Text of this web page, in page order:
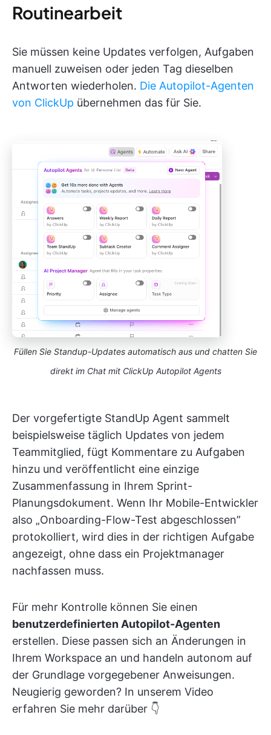
Routinearbeit
Sie müssen keine Updates verfolgen, Aufgaben
manuell zuweisen oder jeden Tag dieselben
Antworten wiederholen. Die Autopilot-Agenten
von ClickUp übernehmen das für Sie.
Füllen Sie Standup-Updates automatisch aus und chatten Sie
direkt im Chat mit ClickUp Autopilot Agents
Der vorgefertigte StandUp Agent sammelt
beispielsweise täglich Updates von jedem
Teammitglied, fügt Kommentare zu Aufgaben
hinzu und veröffentlicht eine einzige
Zusammenfassung in Ihrem Sprint-
Planungsdokument. Wenn Ihr Mobile-Entwickler
also „Onboarding-Flow-Test abgeschlossen”
protokolliert, wird dies in der richtigen Aufgabe
angezeigt, ohne dass ein Projektmanager
nachfassen muss.
Für mehr Kontrolle können Sie einen
benutzerdefinierten Autopilot-Agenten
erstellen. Diese passen sich an Änderungen in
Ihrem Workspace an und handeln autonom auf
der Grundlage vorgegebener Anweisungen.
Neugierig geworden? In unserem Video
erfahren Sie mehr darüber 👇